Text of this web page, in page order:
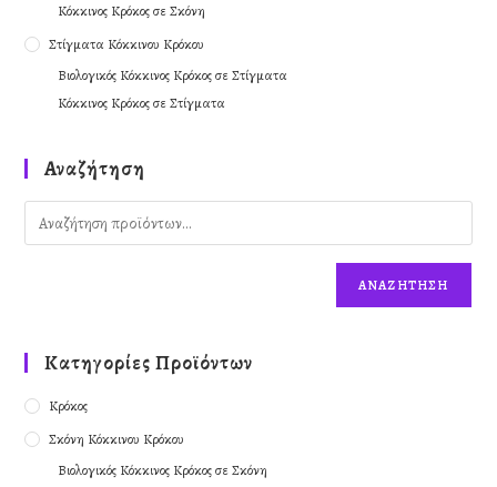
Κόκκινος Κρόκος σε Σκόνη
Στίγματα Κόκκινου Κρόκου
Βιολογικός Κόκκινος Κρόκος σε Στίγματα
Κόκκινος Κρόκος σε Στίγματα
Αναζήτηση
ΑΝΑΖΉΤΗΣΗ
Κατηγορίες Προϊόντων
Κρόκος
Σκόνη Κόκκινου Κρόκου
Βιολογικός Κόκκινος Κρόκος σε Σκόνη